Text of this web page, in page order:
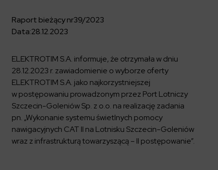
Historia
Grupa kapitałowa
Dokumenty firmowe
Certyfikaty
Compliance
Elektroenergetyka
Przemysł
Infrastruktura użyteczności publicznej
Zasilanie i systemy trakcyjne
Platforma Zarządzania Bezpieczeństwem
Aquila
Magazyny energii
Relacje inwestorskie
Raporty
Kalendarium
Ład korporacyjny
Materiały dla inwestorów
ELEKTROTIM na GPW
Kontakt dla inwestorów
Dowiedz się więcej
Poznaj nas bliżej
Oferty pracy
Poradnik rekrutacyjny
Dlaczego warto?
Staże i praktyki
Kontrahenci
Poznaj możliwości współpracy z nami
Program Partnerski
Formularz dla dostawców
ESG
Dowiedz się więcej
Strefa wiedzy
Raport bieżący nr39/2023
Data:28.12.2023
ELEKTROTIM S.A. informuje, że otrzymała w dniu
28.12.2023 r. zawiadomienie o wyborze oferty
ELEKTROTIM S.A. jako najkorzystniejszej
w postępowaniu prowadzonym przez Port Lotniczy
Szczecin-Goleniów Sp. z o.o. na realizację zadania
pn. „Wykonanie systemu świetlnych pomocy
nawigacyjnych CAT II na Lotnisku Szczecin-Goleniów
wraz z infrastrukturą towarzyszącą – II postępowanie”.